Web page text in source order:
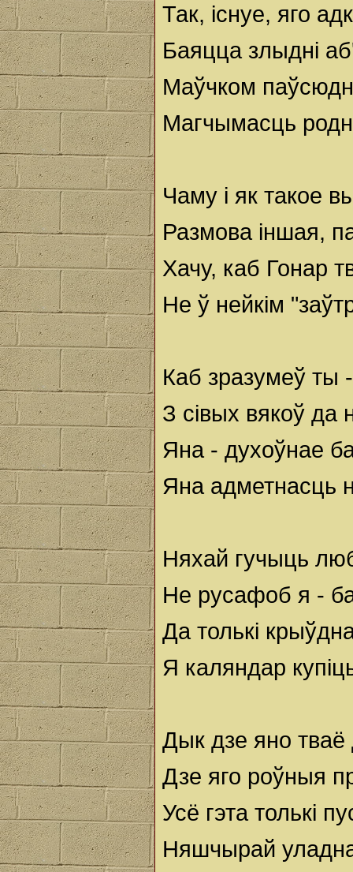
Так, існуе, яго
Баяцца злыдні
Маўчком
Магчымасць
Чаму і як такое
Размова іншая,
Хачу, каб Гонар
Не ў нейкім
Каб зразумеў ты
З сівых вякоў да
Яна - духоўнае
Яна адметнасць
Няхай гучыць
Не русафоб я -
Да толькі
Я каляндар
Дык дзе яно тваё
Дзе яго роўныя
Усё гэта толькі
Няшчырай